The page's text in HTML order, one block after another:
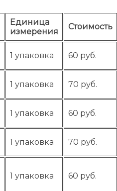
Единица
измерения
Стоимость
1 упаковка 60 руб.
1 упаковка 70 руб.
1 упаковка 60 руб.
1 упаковка 70 руб.
1 упаковка 60 руб.